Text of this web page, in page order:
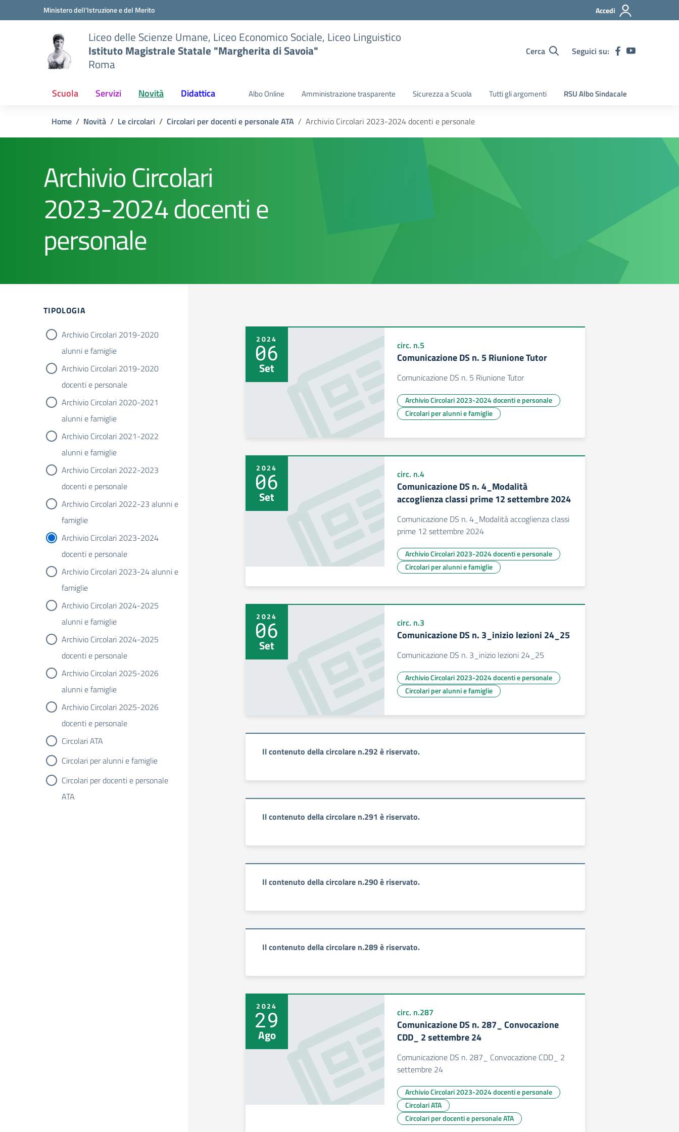
Vai ai contenuti
Vai al menu di navigazioneMinistero dell'Istruzione e del Merito Accedi
Liceo delle Scienze Umane, Liceo Economico Sociale, Liceo Linguistico
Istituto Magistrale Statale "Margherita di Savoia"
Roma
Cerca Seguici su:
Scuola Servizi Novità Didattica Albo Online Amministrazione trasparente Sicurezza a Scuola Tutti gli argomenti RSU Albo Sindacale
Home Novità Le circolari Circolari per docenti e personale ATA Archivio Circolari 2023-2024 docenti e personale
Archivio Circolari
2023-2024 docenti e
personale
TIPOLOGIA
Archivio Circolari 2019-2020
alunni e famiglie
Archivio Circolari 2019-2020
docenti e personale
Archivio Circolari 2020-2021
alunni e famiglie
Archivio Circolari 2021-2022
alunni e famiglie
Archivio Circolari 2022-2023
docenti e personale
Archivio Circolari 2022-23 alunni e
famiglie
Archivio Circolari 2023-2024
docenti e personale
Archivio Circolari 2023-24 alunni e
famiglie
Archivio Circolari 2024-2025
alunni e famiglie
Archivio Circolari 2024-2025
docenti e personale
Archivio Circolari 2025-2026
alunni e famiglie
Archivio Circolari 2025-2026
docenti e personale
Circolari ATA
Circolari per alunni e famiglie
Circolari per docenti e personale
ATA
2024
06
Set
circ. n.5
Comunicazione DS n. 5 Riunione Tutor
Comunicazione DS n. 5 Riunione Tutor
Archivio Circolari 2023-2024 docenti e personale
Circolari per alunni e famiglie
2024
06
Set
circ. n.4
Comunicazione DS n. 4_Modalità
accoglienza classi prime 12 settembre 2024
Comunicazione DS n. 4_Modalità accoglienza classi
prime 12 settembre 2024
Archivio Circolari 2023-2024 docenti e personale
Circolari per alunni e famiglie
2024
06
Set
circ. n.3
Comunicazione DS n. 3_inizio lezioni 24_25
Comunicazione DS n. 3_inizio lezioni 24_25
Archivio Circolari 2023-2024 docenti e personale
Circolari per alunni e famiglie
Il contenuto della circolare n.292 è riservato.
Il contenuto della circolare n.291 è riservato.
Il contenuto della circolare n.290 è riservato.
Il contenuto della circolare n.289 è riservato.
2024
29
Ago
circ. n.287
Comunicazione DS n. 287_ Convocazione
CDD_ 2 settembre 24
Comunicazione DS n. 287_ Convocazione CDD_ 2
settembre 24
Archivio Circolari 2023-2024 docenti e personale
Circolari ATA
Circolari per docenti e personale ATA